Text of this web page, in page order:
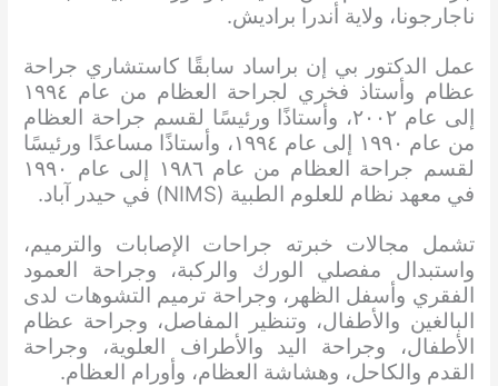
ناجارجونا، ولاية أندرا براديش.
عمل الدكتور بي إن براساد سابقًا كاستشاري جراحة
عظام وأستاذ فخري لجراحة العظام من عام ١٩٩٤
إلى عام ٢٠٠٢، وأستاذًا ورئيسًا لقسم جراحة العظام
من عام ١٩٩٠ إلى عام ١٩٩٤، وأستاذًا مساعدًا ورئيسًا
لقسم جراحة العظام من عام ١٩٨٦ إلى عام ١٩٩٠
في معهد نظام للعلوم الطبية (NIMS) في حيدر آباد.
تشمل مجالات خبرته جراحات الإصابات والترميم،
واستبدال مفصلي الورك والركبة، وجراحة العمود
الفقري وأسفل الظهر، وجراحة ترميم التشوهات لدى
البالغين والأطفال، وتنظير المفاصل، وجراحة عظام
الأطفال، وجراحة اليد والأطراف العلوية، وجراحة
القدم والكاحل، وهشاشة العظام، وأورام العظام.